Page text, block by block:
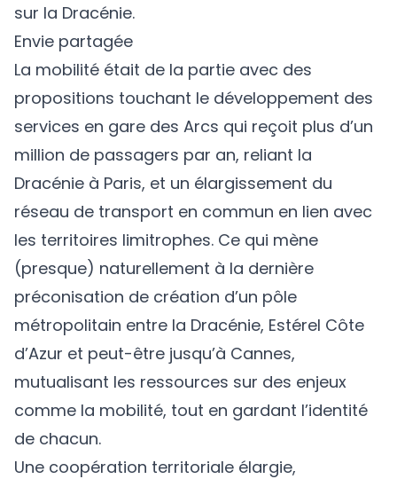
sur la Dracénie.
Envie partagée
La mobilité était de la partie avec des
propositions touchant le développement des
services en gare des Arcs qui reçoit plus d’un
million de passagers par an, reliant la
Dracénie à Paris, et un élargissement du
réseau de transport en commun en lien avec
les territoires limitrophes. Ce qui mène
(presque) naturellement à la dernière
préconisation de création d’un pôle
métropolitain entre la Dracénie, Estérel Côte
d’Azur et peut-être jusqu’à Cannes,
mutualisant les ressources sur des enjeux
comme la mobilité, tout en gardant l’identité
de chacun.
Une coopération territoriale élargie,